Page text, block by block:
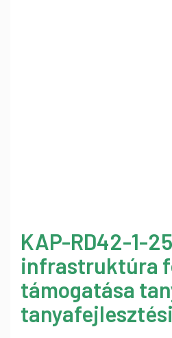
KAP-RD42-1-
infrastruktúra
támogatása